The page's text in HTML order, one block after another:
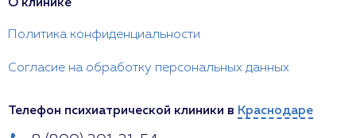
О клинике
Политика конфиденциальности
Согласие на обработку персональных данных
Телефон психиатрической клиники в Краснодаре